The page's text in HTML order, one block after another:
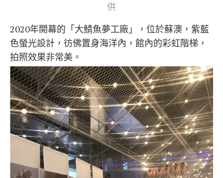
供
2020年開幕的「大鯖魚夢工廠」，位於蘇澳，紫藍
色螢光設計，彷佛置身海洋內，館內的彩虹階梯，
拍照效果非常美。